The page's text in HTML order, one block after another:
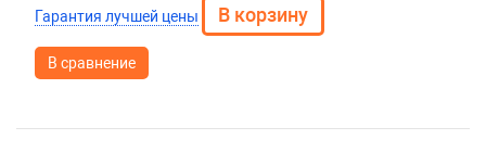
Гарантия лучшей цены
В сравнение